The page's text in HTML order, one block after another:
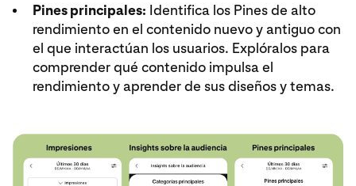
Pines principales: Identifica los Pines de alto
rendimiento en el contenido nuevo y antiguo con
el que interactúan los usuarios. Explóralos para
comprender qué contenido impulsa el
rendimiento y aprender de sus diseños y temas.